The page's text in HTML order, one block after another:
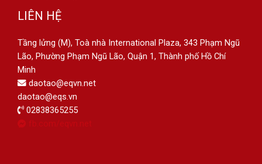
LIÊN HỆ
Tầng lửng (M), Toà nhà International Plaza, 343 Phạm Ngũ
Lão, Phường Phạm Ngũ Lão, Quận 1, Thành phố Hồ Chí
Minh
daotao@eqvn.net
daotao@eqs.vn
02838365255
fb.com/eqvn.net